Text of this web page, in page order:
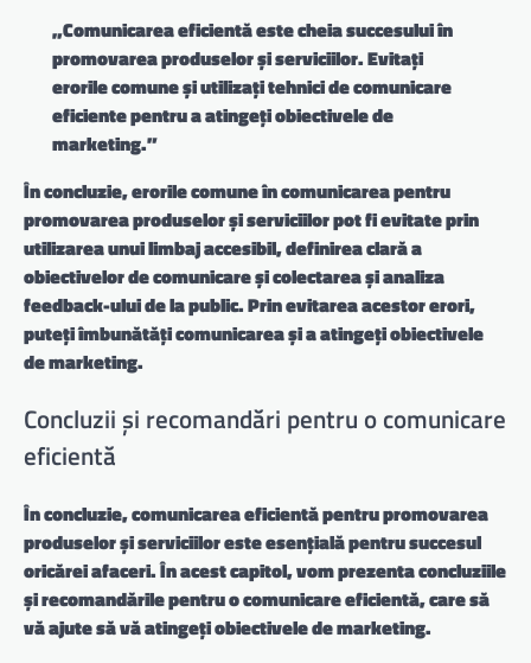
„Comunicarea eficientă este cheia succesului în
promovarea produselor și serviciilor. Evitați
erorile comune și utilizați tehnici de comunicare
eficiente pentru a atingeți obiectivele de
marketing.”
În concluzie, erorile comune în comunicarea pentru
promovarea produselor și serviciilor pot fi evitate prin
utilizarea unui limbaj accesibil, definirea clară a
obiectivelor de comunicare și colectarea și analiza
feedback-ului de la public. Prin evitarea acestor erori,
puteți îmbunătăți comunicarea și a atingeți obiectivele
de marketing.
Concluzii și recomandări pentru o comunicare
eficientă
În concluzie, comunicarea eficientă pentru promovarea
produselor și serviciilor este esențială pentru succesul
oricărei afaceri. În acest capitol, vom prezenta concluziile
și recomandările pentru o comunicare eficientă, care să
vă ajute să vă atingeți obiectivele de marketing.